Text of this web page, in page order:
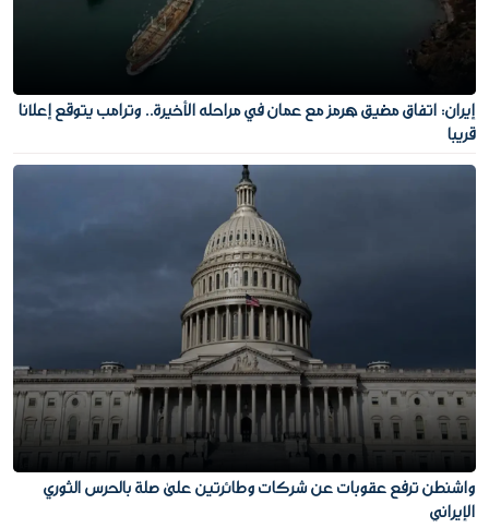
إيران: اتفاق مضيق هرمز مع عمان في مراحله الأخيرة.. وترامب يتوقع إعلانا
قريبا
واشنطن ترفع عقوبات عن شركات وطائرتين على صلة بالحرس الثوري
الإيراني